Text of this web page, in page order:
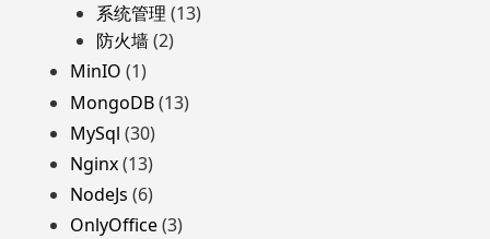
系统管理 (13)
防火墙(2)
MinIO (1)
MongoDB(13)
MySql (30)
Nginx(13)
NodeJs (6)
OnlyOffice(3)